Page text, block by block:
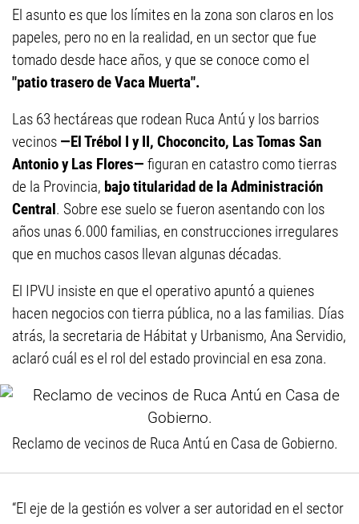
El asunto es que los límites en la zona son claros en los
papeles, pero no en la realidad, en un sector que fue
tomado desde hace años, y que se conoce como el
"patio trasero de Vaca Muerta".
Las 63 hectáreas que rodean Ruca Antú y los barrios
vecinos —El Trébol I y II, Choconcito, Las Tomas San
Antonio y Las Flores— figuran en catastro como tierras
de la Provincia, bajo titularidad de la Administración
Central. Sobre ese suelo se fueron asentando con los
años unas 6.000 familias, en construcciones irregulares
que en muchos casos llevan algunas décadas.
El IPVU insiste en que el operativo apuntó a quienes
hacen negocios con tierra pública, no a las familias. Días
atrás, la secretaria de Hábitat y Urbanismo, Ana Servidio,
aclaró cuál es el rol del estado provincial en esa zona.
Reclamo de vecinos de Ruca Antú en Casa de Gobierno.
“El eje de la gestión es volver a ser autoridad en el sector